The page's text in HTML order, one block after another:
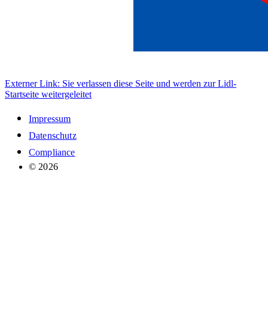
Externer Link: Sie verlassen diese Seite und werden zur Lidl-
Startseite weitergeleitet
Impressum
Datenschutz
Compliance
© 2026